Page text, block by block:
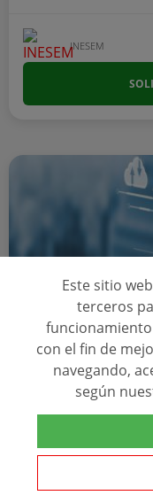
INESEM
A Distancia
MÁSTER EN
Tú podrías ser uno de
Este sitio
terceros
con el fin de
navegando,
según